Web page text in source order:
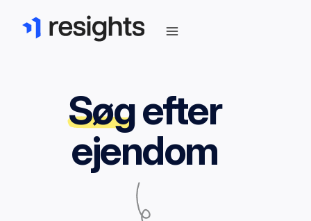
Søgefter
ejendom